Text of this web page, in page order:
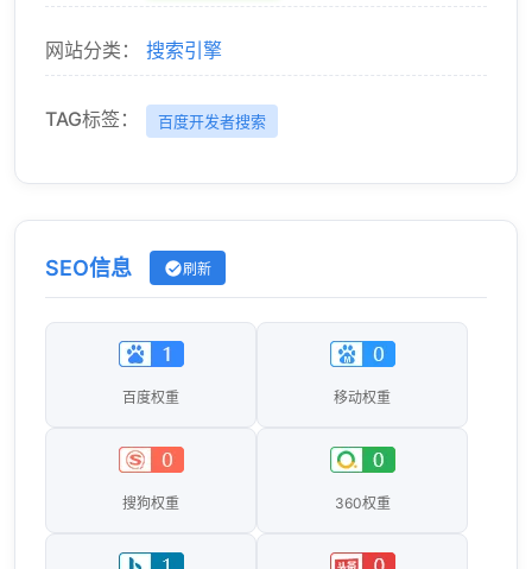
网站分类： 搜索引擎
TAG标签： 百度开发者搜索
SEO信息 刷新
百度权重 移动权重
搜狗权重 360权重